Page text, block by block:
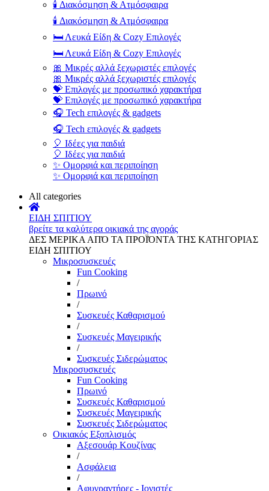
🕯️ Διακόσμηση & Ατμόσφαιρα
🕯️ Διακόσμηση & Ατμόσφαιρα
🛏️ Λευκά Είδη & Cozy Επιλογές
🛏️ Λευκά Είδη & Cozy Επιλογές
🎀 Μικρές αλλά ξεχωριστές επιλογές
🎀 Μικρές αλλά ξεχωριστές επιλογές
💝 Επιλογές με προσωπικό χαρακτήρα
💝 Επιλογές με προσωπικό χαρακτήρα
🎧 Tech επιλογές & gadgets
🎧 Tech επιλογές & gadgets
🎈 Ιδέες για παιδιά
🎈 Ιδέες για παιδιά
✨ Ομορφιά και περιποίηση
✨ Ομορφιά και περιποίηση
All categories
ΕΙΔΗ ΣΠΙΤΙΟΥ
βρείτε τα καλύτερα οικιακά της αγοράς
ΔΕΣ ΜΕΡΙΚΑ ΑΠΌ ΤΑ ΠΡΟΪΌΝΤΑ ΤΗΣ ΚΑΤΗΓΟΡΙΑΣ
ΕΙΔΗ ΣΠΙΤΙΟΥ
Μικροσυσκευές
Fun Cooking
/
Πρωινό
/
Συσκευές Καθαρισμού
/
Συσκευές Μαγειρικής
/
Συσκευές Σιδερώματος
Μικροσυσκευές
Fun Cooking
Πρωινό
Συσκευές Καθαρισμού
Συσκευές Μαγειρικής
Συσκευές Σιδερώματος
Οικιακός Εξοπλισμός
Αξεσουάρ Κουζίνας
/
Ασφάλεια
/
Αφυγραντήρες - Ιονιστές